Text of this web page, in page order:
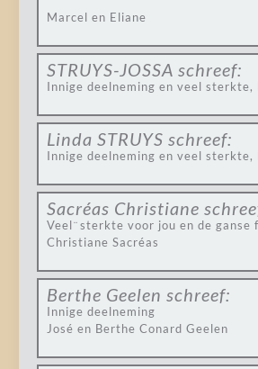
Marcel en Eliane
STRUYS-JOSSA schreef:
Innige deelneming en veel
Linda STRUYS schreef:
Innige deelneming en veel sterkte,
Sacréas Christiane
Veel ̈ sterkte voor jou en de ganse
Christiane Sacréas
Berthe Geelen schreef:
Innige deelneming
José en Berthe Conard Geelen